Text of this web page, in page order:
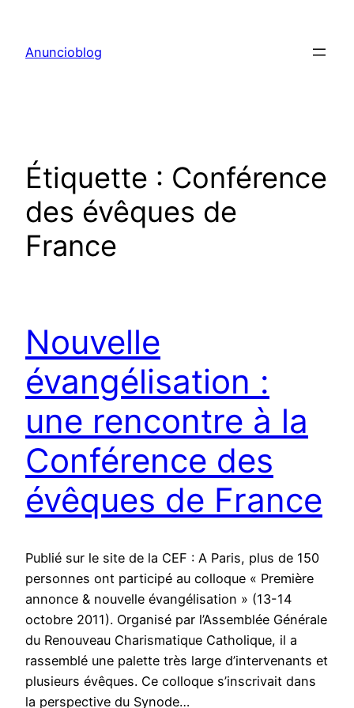
contenu
Anuncioblog
Étiquette : Conférence
des évêques de
France
Nouvelle
évangélisation :
une rencontre à la
Conférence des
évêques de France
Publié sur le site de la CEF : A Paris, plus de 150
personnes ont participé au colloque « Première
annonce & nouvelle évangélisation » (13-14
octobre 2011). Organisé par l’Assemblée Générale
du Renouveau Charismatique Catholique, il a
rassemblé une palette très large d’intervenants et
plusieurs évêques. Ce colloque s’inscrivait dans
la perspective du Synode…